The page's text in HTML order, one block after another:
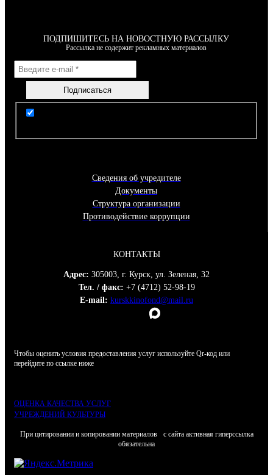
ПОДПИШИТЕСЬ НА НОВОСТНУЮ РАССЫЛКУ
Рассылка не содержит рекламных материалов
Сведения об учредителе
Документы
Структура организации
Противодействие коррупции
КОНТАКТЫ
Адрес: 305003, г. Курск, ул. Зеленая, 32
Тел. / факс: +7 (4712) 52-98-19
E-mail: kurskkinofond@mail.ru
Чтобы оценить условия предоставления услуг используйте Qr-код или
перейдите по ссылке ниже
ОЦЕНКА КАЧЕСТВА УСЛУГ
УЧРЕЖДЕНИЙ КУЛЬТУРЫ
При цитировании и копировании материалов с сайта активная гиперссылка
обязательна